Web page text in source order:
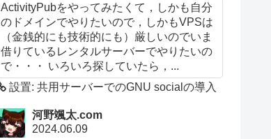
ActivityPubをやってみたくて，しかも自分
のドメインでやりたいので，しかもVPSは
（金銭的にも技術的にも）厳しいのでいま
借りているレンタルサーバーでやりたいの
で・・・ いろいろ探していたら，...
設置: 共用サーバーでのGNU socialの導入
河野颯太.com
2024.06.09